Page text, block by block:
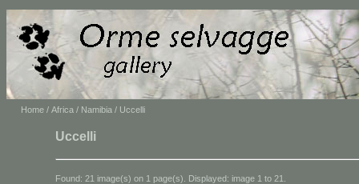
Home / Africa / Namibia / Uccelli
Uccelli
Found: 21 image(s) on 1 page(s). Displayed: image 1 to 21.